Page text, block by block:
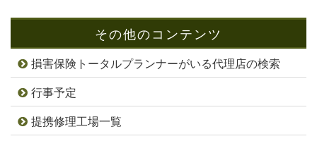
その他のコンテンツ
損害保険トータルプランナーがいる代理店の検索
行事予定
提携修理工場一覧